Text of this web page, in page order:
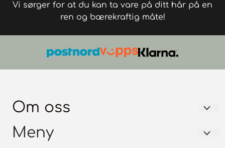
Vi sørger for at du kan ta vare på ditt hår på en
ren og bærekraftig måte!
Om oss
FRISØRGROSSISTEN AS
Meny